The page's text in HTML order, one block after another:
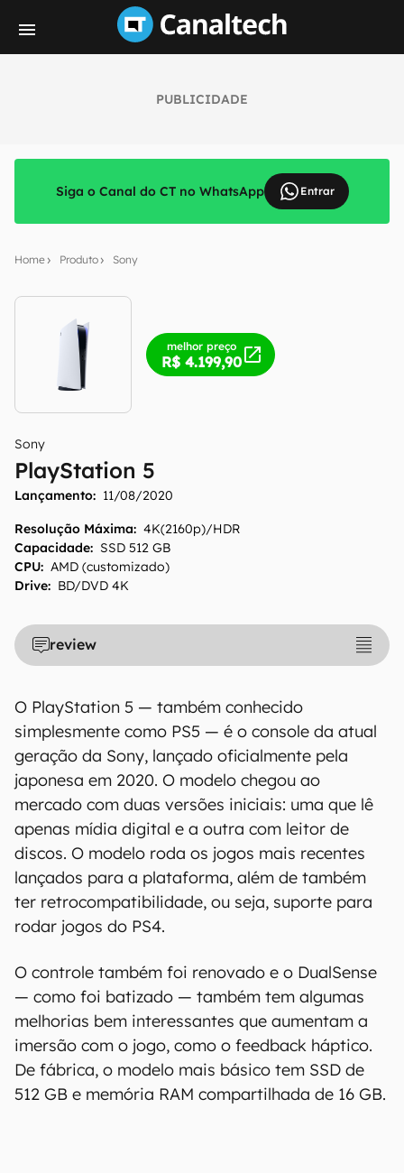
PUBLICIDADE
Siga o Canal do CT no WhatsApp Entrar
Home Produto Sony
melhor preço
R$ 4.199,90
Sony
PlayStation 5
Lançamento: 11/08/2020
Resolução Máxima: 4K(2160p)/HDR
Capacidade: SSD 512 GB
CPU: AMD (customizado)
Drive: BD/DVD 4K
review
O PlayStation 5 — também conhecido
simplesmente como PS5 — é o console da atual
geração da Sony, lançado oficialmente pela
japonesa em 2020. O modelo chegou ao
mercado com duas versões iniciais: uma que lê
apenas mídia digital e a outra com leitor de
discos. O modelo roda os jogos mais recentes
lançados para a plataforma, além de também
ter retrocompatibilidade, ou seja, suporte para
rodar jogos do PS4.
O controle também foi renovado e o DualSense
— como foi batizado — também tem algumas
melhorias bem interessantes que aumentam a
imersão com o jogo, como o feedback háptico.
De fábrica, o modelo mais básico tem SSD de
512 GB e memória RAM compartilhada de 16 GB.